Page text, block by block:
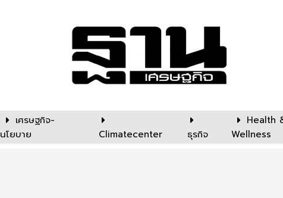
เศรษฐกิจ-
นโยบาย
Climatecenter ธุรกิจ
Health
Wellness